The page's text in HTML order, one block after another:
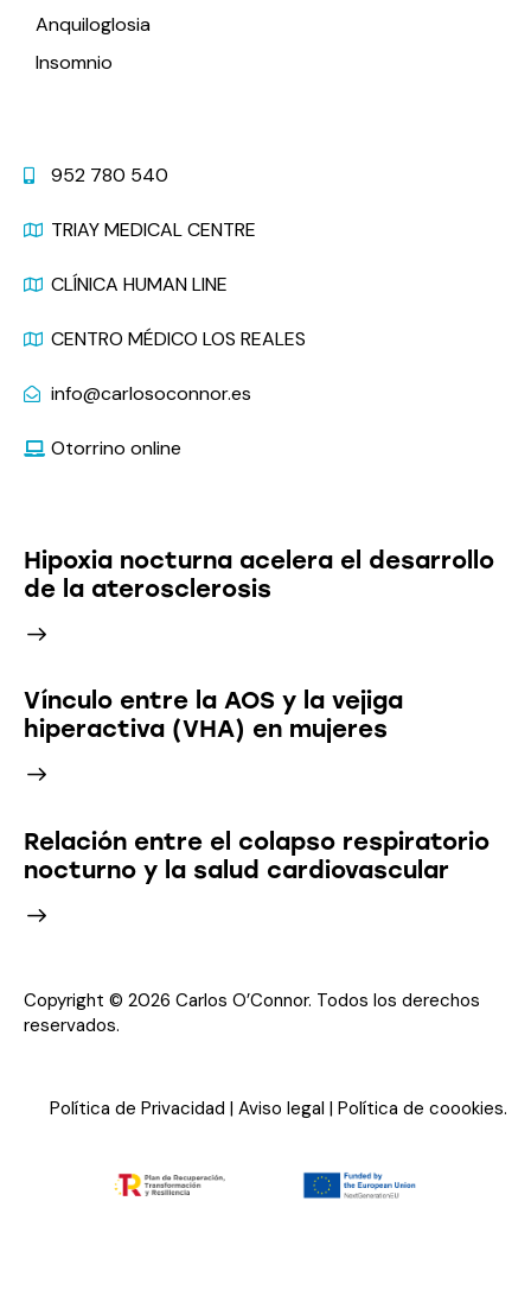
Anquiloglosia
Insomnio
952 780 540
TRIAY MEDICAL CENTRE
CLÍNICA HUMAN LINE
CENTRO MÉDICO LOS REALES
info@carlosoconnor.es
Otorrino online
Hipoxia nocturna acelera el desarrollo
de la aterosclerosis
Vínculo entre la AOS y la vejiga
hiperactiva (VHA) en mujeres
Relación entre el colapso respiratorio
nocturno y la salud cardiovascular
Copyright © 2026 Carlos O’Connor. Todos los derechos
reservados.
Política de Privacidad | Aviso legal | Política de coookies.